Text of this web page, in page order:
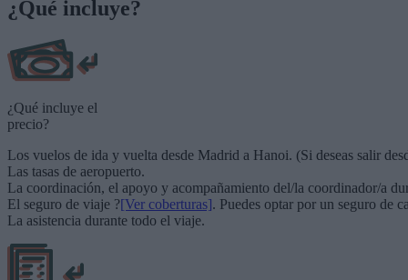
¿Qué incluye?
¿Qué incluye el
precio?
Los vuelos de ida y vuelta desde Madrid a Hanoi. (Si deseas salir
Las tasas de aeropuerto.
La coordinación, el apoyo y acompañamiento del/la coordinador/a
El seguro de viaje ?[Ver coberturas]. Puedes optar por un seguro de
La asistencia durante todo el viaje.